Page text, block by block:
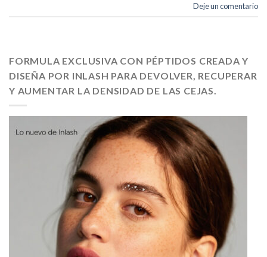
Deje un comentario
FORMULA EXCLUSIVA CON PÉPTIDOS CREADA Y
DISEÑA POR INLASH PARA DEVOLVER, RECUPERAR
Y AUMENTAR LA DENSIDAD DE LAS CEJAS.